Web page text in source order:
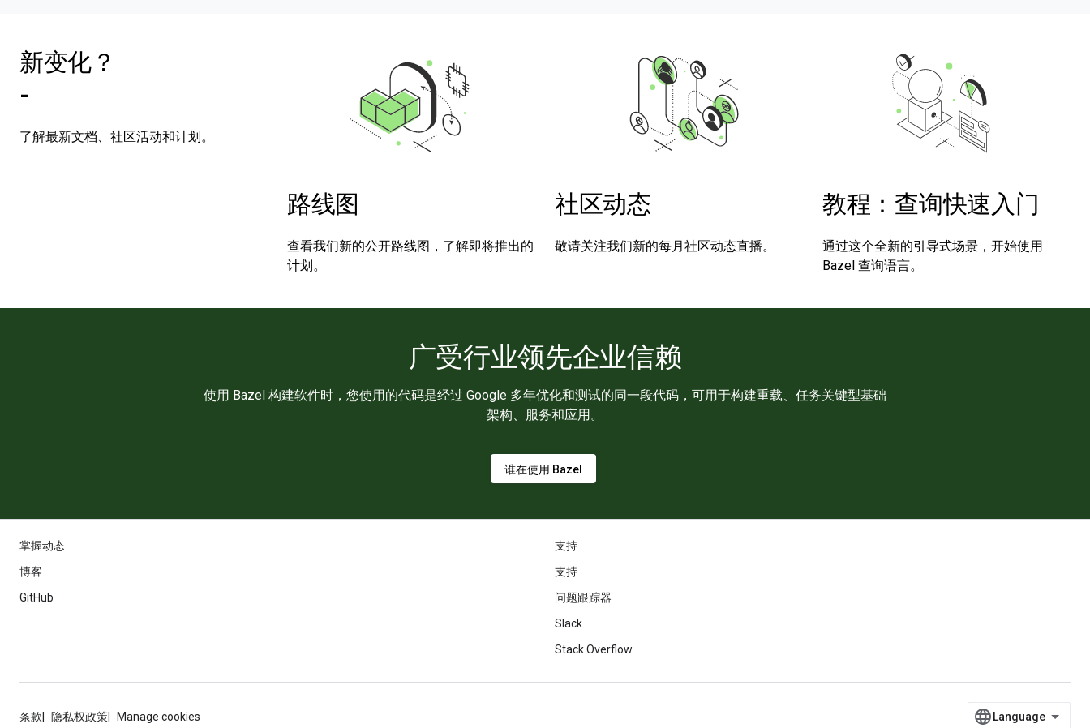
新变化？
-
了解最新文档、社区活动和计划。
路线图
查看我们新的公开路线图，了解即将推出的
计划。
社区动态
敬请关注我们新的每月社区动态直播。
教程：查询快速入门
通过这个全新的引导式场景，开始使用
Bazel 查询语言。
广受行业领先企业信赖
使用 Bazel 构建软件时，您使用的代码是经过 Google 多年优化和测试的同一段代码，可用于构建重载、任务关键型基础
架构、服务和应用。
谁在使用 Bazel
掌握动态
博客
GitHub
支持
支持
问题跟踪器
Slack
Stack Overflow
条款 隐私权政策 Manage cookies